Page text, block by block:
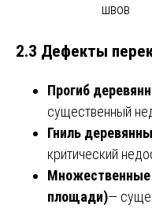
швов
2.3 Дефекты
Прогиб
существенный
Гниль
критический
Множественные
площади)—